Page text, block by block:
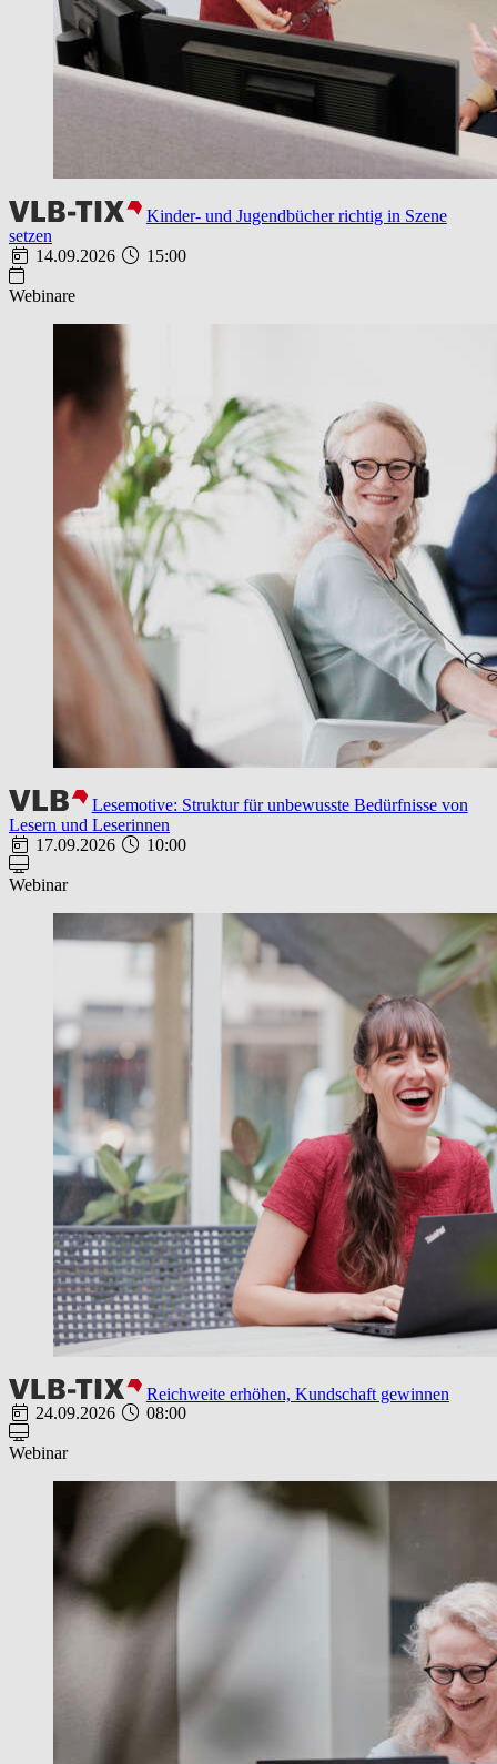
Kinder- und Jugendbücher richtig in Szene
setzen
14.09.2026
15:00
Webinare
Lesemotive: Struktur für unbewusste Bedürfnisse von
Lesern und Leserinnen
17.09.2026
10:00
Webinar
Reichweite erhöhen, Kundschaft gewinnen
24.09.2026
08:00
Webinar